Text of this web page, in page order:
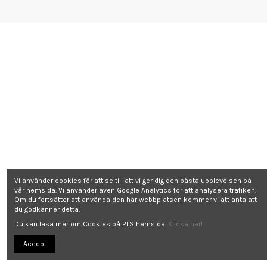
Vi använder cookies för att se till att vi ger dig den bästa upplevelsen på
vår hemsida. Vi använder även Google Analytics för att analysera trafiken.
Om du fortsätter att använda den här webbplatsen kommer vi att anta att
du godkänner detta.
Du kan läsa mer om Cookies på PTS hemsida. Klicka här!
Accept